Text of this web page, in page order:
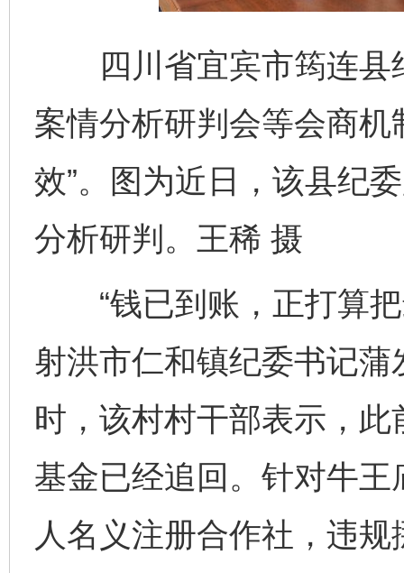
四川省宜宾市筠连县
案情分析研判会等会商机
效”。图为近日，该县纪
分析研判。王稀 摄
“钱已到账，正打算把
射洪市仁和镇纪委书记
时，该村村干部表示，
基金已经追回。针对牛
人名义注册合作社，违